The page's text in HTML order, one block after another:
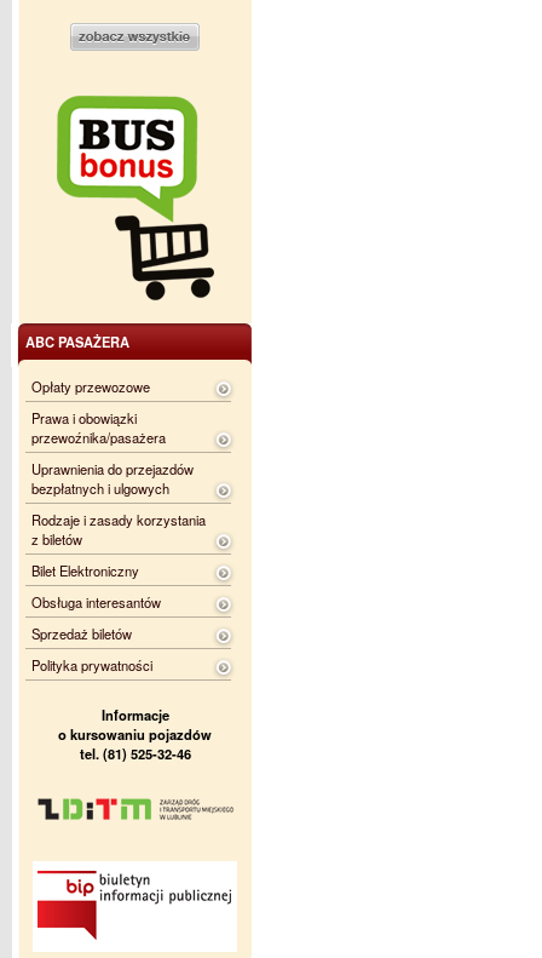
ABC PASAŻERA
Opłaty przewozowe
Prawa i obowiązki
przewoźnika/pasażera
Uprawnienia do przejazdów
bezpłatnych i ulgowych
Rodzaje i zasady korzystania
z biletów
Bilet Elektroniczny
Obsługa interesantów
Sprzedaż biletów
Polityka prywatności
Informacje
o kursowaniu pojazdów
tel. (81) 525-32-46